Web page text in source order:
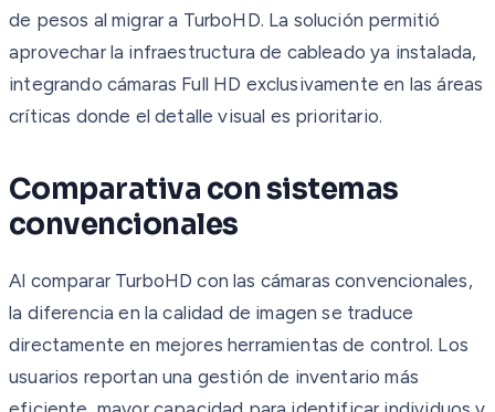
de pesos al migrar a TurboHD. La solución permitió
aprovechar la infraestructura de cableado ya instalada,
integrando cámaras Full HD exclusivamente en las áreas
críticas donde el detalle visual es prioritario.
Comparativa con sistemas
convencionales
Al comparar TurboHD con las cámaras convencionales,
la diferencia en la calidad de imagen se traduce
directamente en mejores herramientas de control. Los
usuarios reportan una gestión de inventario más